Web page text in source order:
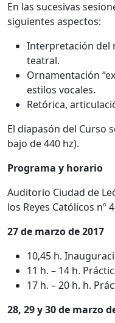
En las sucesivas
siguientes aspectos:
Interpretación del
teatral.
Ornamentación
estilos vocales.
Retórica,
El diapasón del Curso
bajo de 440 hz).
Programa y horario
Auditorio Ciudad de
los Reyes Católicos nº
27 de marzo de 2017
10,45 h.
11 h. – 14 h.
17 h. – 20 h. h.
28, 29 y 30 de marzo